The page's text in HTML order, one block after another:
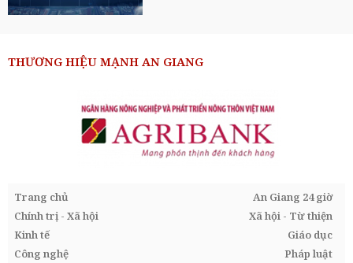
THƯƠNG HIỆU MẠNH AN GIANG
Trang chủ
An Giang 24 giờ
Chính trị - Xã hội
Xã hội - Từ thiện
Kinh tế
Giáo dục
Công nghệ
Pháp luật